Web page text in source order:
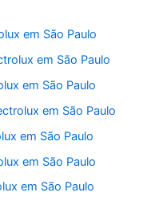
em São Paulo
em São Paulo
em São Paulo
em São Paulo
em São Paulo
em São Paulo
em São Paulo